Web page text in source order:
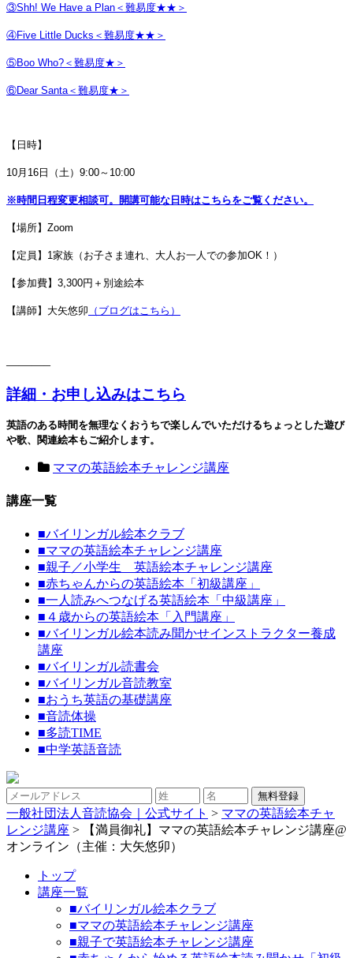
③Shh! We Have a Plan＜難易度★★＞
④Five Little Ducks＜難易度★★＞
⑤Boo Who?＜難易度★＞
⑥Dear Santa＜難易度★＞
【日時】
10月16日（土）9:00～10:00
※時間日程変更相談可。開講可能な日時はこちらをご覧ください。
【場所】Zoom
【定員】1家族（お子さま連れ、大人お一人での参加OK！）
【参加費】3,300円＋別途絵本
【講師】大矢悠卯 （ブログはこちら）
———–
詳細・お申し込みはこちら
英語のある時間を無理なくおうちで楽しんでいただけるちょっとした遊び
や歌、関連絵本もご紹介します。
ママの英語絵本チャレンジ講座
講座一覧
■バイリンガル絵本クラブ
■ママの英語絵本チャレンジ講座
■親子／小学生 英語絵本チャレンジ講座
■赤ちゃんからの英語絵本「初級講座」
■一人読みへつなげる英語絵本「中級講座」
■ ４歳からの英語絵本「入門講座」
■バイリンガル絵本読み聞かせインストラクター養成
講座
■バイリンガル読書会
■バイリンガル音読教室
■おうち英語の基礎講座
■音読体操
■多読TIME
■中学英語音読
一般社団法人音読協会｜公式サイト > ママの英語絵本チャ
レンジ講座 >
【満員御礼】ママの英語絵本チャレンジ講座@
オンライン（主催：大矢悠卯）
トップ
講座一覧
■バイリンガル絵本クラブ
■ママの英語絵本チャレンジ講座
■親子で英語絵本チャレンジ講座